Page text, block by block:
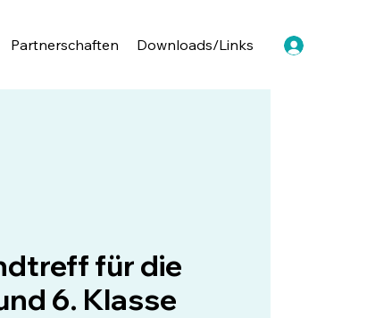
Partnerschaften Downloads/Links
für die
6. Klasse